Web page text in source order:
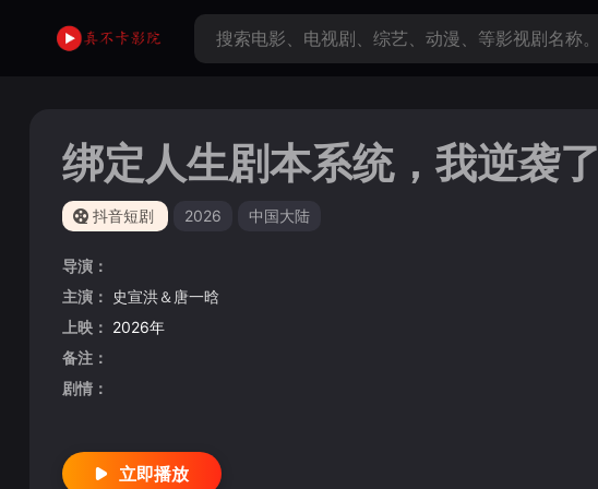
绑定人生剧本系统，我逆袭了
抖音短剧 2026 中国大陆
导演：
主演：
史宣洪＆唐一晗
上映： 2026年
备注：
剧情：
立即播放